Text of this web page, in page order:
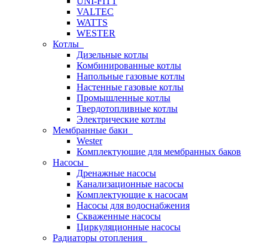
VALTEC
WATTS
WESTER
Котлы
Дизельные котлы
Комбинированные котлы
Напольные газовые котлы
Настенные газовые котлы
Промышленные котлы
Твердотопливные котлы
Электрические котлы
Мембранные баки
Wester
Комплектуюшие для мембранных баков
Насосы
Дренажные насосы
Канализационные насосы
Комплектующие к насосам
Насосы для водоснабжения
Скваженные насосы
Циркуляционные насосы
Радиаторы отопления